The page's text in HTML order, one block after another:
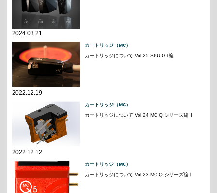
2024.03.21
カートリッジ（MC）
カートリッジについて Vol.25 SPU GT編
2022.12.19
カートリッジ（MC）
カートリッジについて Vol.24 MC Q シリーズ編Ⅱ
2022.12.12
カートリッジ（MC）
カートリッジについて Vol.23 MC Q シリーズ編Ⅰ